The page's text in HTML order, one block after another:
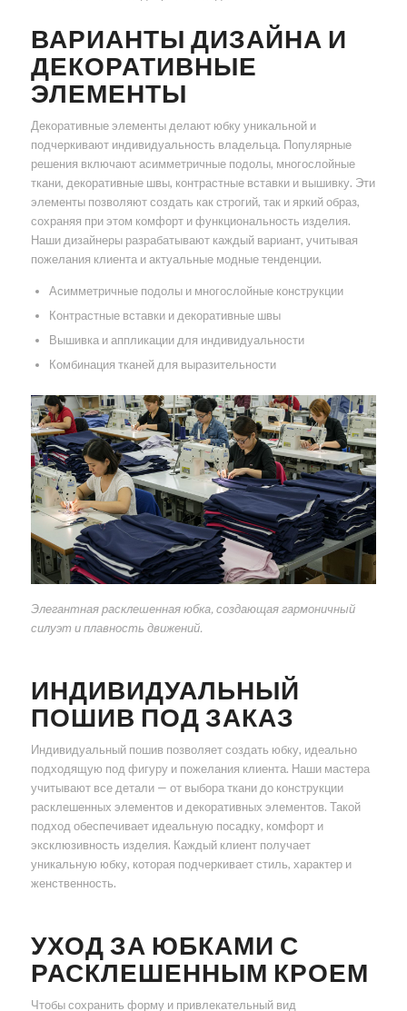
ВАРИАНТЫ ДИЗАЙНА И
ДЕКОРАТИВНЫЕ
ЭЛЕМЕНТЫ
Декоративные элементы делают юбку уникальной и
подчеркивают индивидуальность владельца. Популярные
решения включают асимметричные подолы, многослойные
ткани, декоративные швы, контрастные вставки и вышивку. Эти
элементы позволяют создать как строгий, так и яркий образ,
сохраняя при этом комфорт и функциональность изделия.
Наши дизайнеры разрабатывают каждый вариант, учитывая
пожелания клиента и актуальные модные тенденции.
Асимметричные подолы и многослойные конструкции
Контрастные вставки и декоративные швы
Вышивка и аппликации для индивидуальности
Комбинация тканей для выразительности
Элегантная расклешенная юбка, создающая гармоничный
силуэт и плавность движений.
ИНДИВИДУАЛЬНЫЙ
ПОШИВ ПОД ЗАКАЗ
Индивидуальный пошив позволяет создать юбку, идеально
подходящую под фигуру и пожелания клиента. Наши мастера
учитывают все детали — от выбора ткани до конструкции
расклешенных элементов и декоративных элементов. Такой
подход обеспечивает идеальную посадку, комфорт и
эксклюзивность изделия. Каждый клиент получает
уникальную юбку, которая подчеркивает стиль, характер и
женственность.
УХОД ЗА ЮБКАМИ С
РАСКЛЕШЕННЫМ КРОЕМ
Чтобы сохранить форму и привлекательный вид